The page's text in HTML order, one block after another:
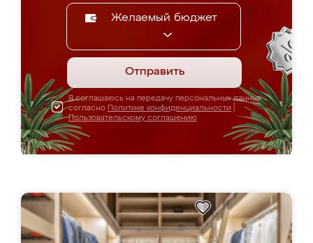
Желаемый бюджет
Отправить
Я соглашаюсь на передачу персональных данных
согласно Политике конфиденциальности
Пользовательскому соглашению